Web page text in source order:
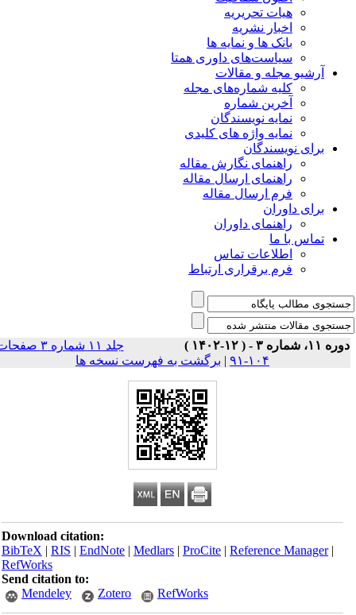
هیات تحریریه
اخبار نشریه
بانک ها و نمایه ها
سیاست‌های داوری همتا
مجله و مقالات
کلیه شماره‌های مجله
آخرین شماره
نمایه نویسندگان
نمایه واژه های کلیدی
نویسندگان
راهنمای نگارش مقاله
راهنمای ارسال مقاله
فرم ارسال مقاله
داوران
راهنمای داوران
با ما
اطلاعات تماس
فرم برقراری ارتباط
جلد ۱۱ شماره ۳ صفحات
|برگشت به فهرست نسخه ها
Download citation:
BibTeX|RIS|EndNote| Medlars| ProCite|Reference
RefWorks
Send citation to:
Mendeley
Zotero RefWorks